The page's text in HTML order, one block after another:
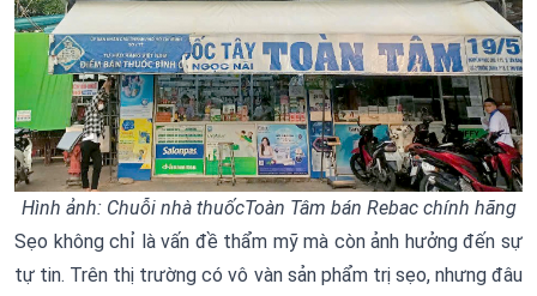
Hình ảnh: Chuỗi nhà thuốcToàn Tâm bán Rebac chính hãng
Sẹo không chỉ là vấn đề thẩm mỹ mà còn ảnh hưởng đến sự
tự tin. Trên thị trường có vô vàn sản phẩm trị sẹo, nhưng đâu